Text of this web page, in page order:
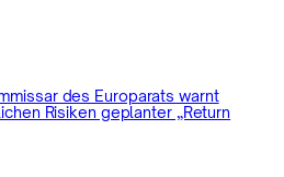
des Europarats warnt
Risiken geplanter „Return